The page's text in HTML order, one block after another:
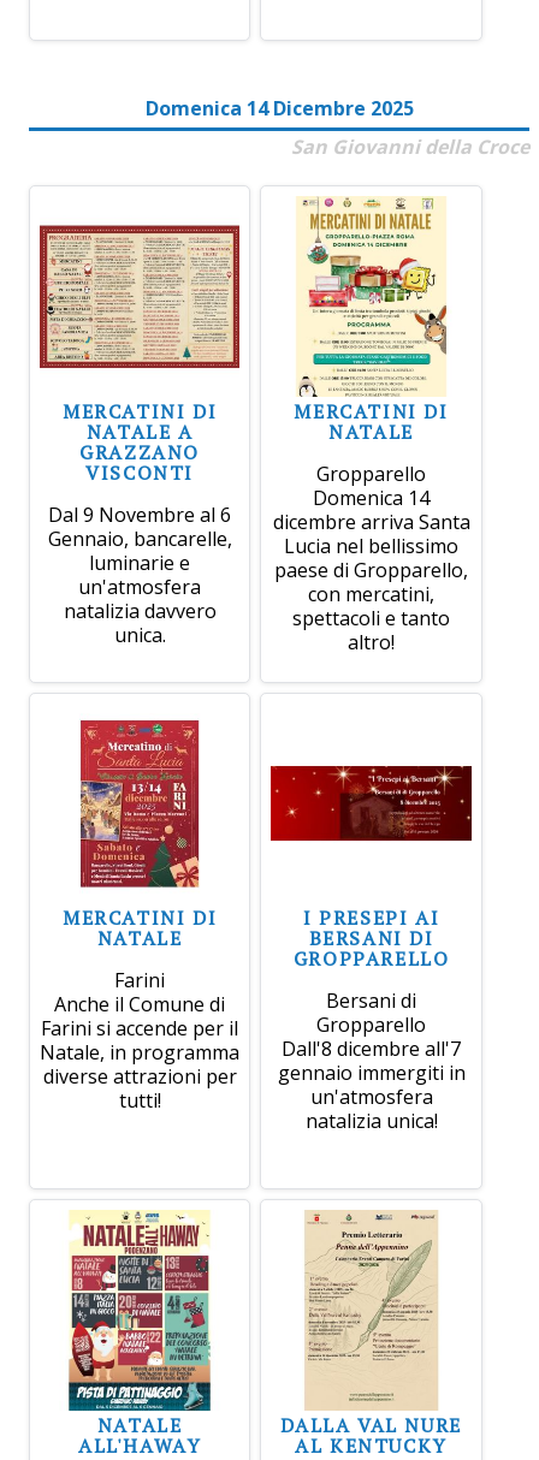
Domenica 14 Dicembre 2025
San Giovanni della Croce
MERCATINI DI
NATALE A
GRAZZANO
VISCONTI
Dal 9 Novembre al 6
Gennaio, bancarelle,
luminarie e
un'atmosfera
natalizia davvero
unica.
MERCATINI DI
NATALE
Gropparello
Domenica 14
dicembre arriva Santa
Lucia nel bellissimo
paese di Gropparello,
con mercatini,
spettacoli e tanto
altro!
MERCATINI DI
NATALE
Farini
Anche il Comune di
Farini si accende per il
Natale, in programma
diverse attrazioni per
tutti!
I PRESEPI AI
BERSANI DI
GROPPARELLO
Bersani di
Gropparello
Dall'8 dicembre all'7
gennaio immergiti in
un'atmosfera
natalizia unica!
NATALE
ALL'HAWAY
DALLA VAL NURE
AL KENTUCKY